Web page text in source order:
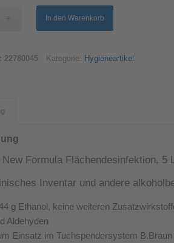
In den Warenkorb
22780045 Kategorie: Hygieneartikel
Formula Flächendesinfektion, 5
Inventar und andere
g Ethanol, keine weiteren
Aldehyden
Einsatz im Tuchspendersystem